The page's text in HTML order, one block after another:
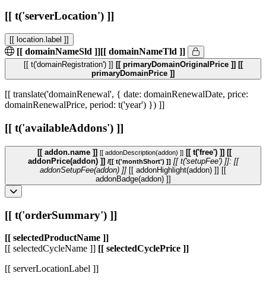
[[ t('serverLocation') ]]
[[ location.label ]]
[[ domainNameSld ]] [[ domainNameTld ]]
[[ t('domainRegistration') ]] [[ primaryDomainOriginalPrice ]] [[
primaryDomainPrice ]]
[[ translate('domainRenewal', { date: domainRenewalDate, price:
domainRenewalPrice, period: t('year') }) ]]
[[ t('availableAddons') ]]
[[ addon.name ]] [[ addonDescription(addon) ]] [[ t('free') ]] [[
addonPrice(addon) ]] /[[ t('monthShort') ]] [[ t('setupFee') ]]: [[
addonSetupFee(addon) ]] [[ addonHighlight(addon) ]] [[
addonBadge(addon) ]]
[[ t('orderSummary') ]]
[[ selectedProductName ]]
[[ selectedCycleName ]] [[ selectedCyclePrice ]]
[[ serverLocationLabel ]]